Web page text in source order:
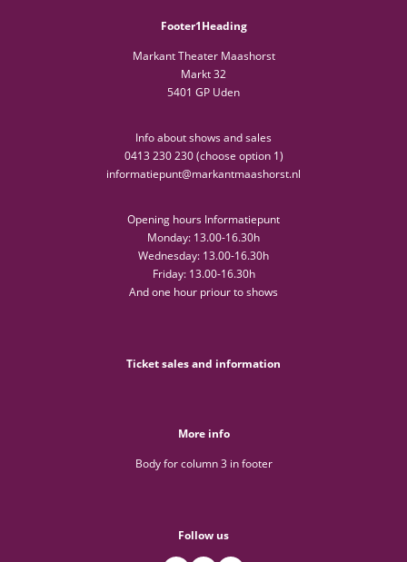
Footer1Heading
Markant Theater Maashorst
Markt 32
5401 GP Uden
Info about shows and sales
0413 230 230 (choose option 1)
informatiepunt@markantmaashorst.nl
Opening hours Informatiepunt
Monday: 13.00-16.30h
Wednesday: 13.00-16.30h
Friday: 13.00-16.30h
And one hour priour to shows
Ticket sales and information
More info
Body for column 3 in footer
Follow us